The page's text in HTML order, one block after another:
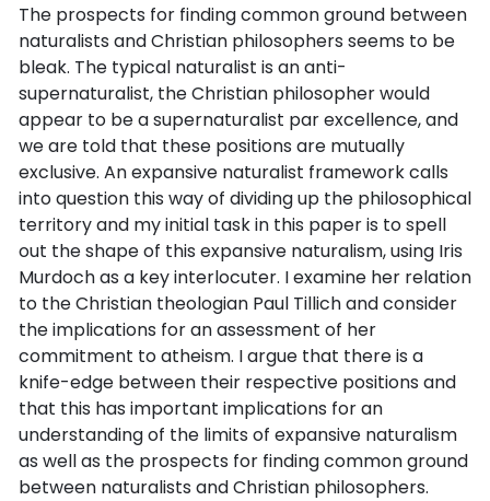
The prospects for finding common ground between
naturalists and Christian philosophers seems to be
bleak. The typical naturalist is an anti-
supernaturalist, the Christian philosopher would
appear to be a supernaturalist par excellence, and
we are told that these positions are mutually
exclusive. An expansive naturalist framework calls
into question this way of dividing up the philosophical
territory and my initial task in this paper is to spell
out the shape of this expansive naturalism, using Iris
Murdoch as a key interlocuter. I examine her relation
to the Christian theologian Paul Tillich and consider
the implications for an assessment of her
commitment to atheism. I argue that there is a
knife-edge between their respective positions and
that this has important implications for an
understanding of the limits of expansive naturalism
as well as the prospects for finding common ground
between naturalists and Christian philosophers.